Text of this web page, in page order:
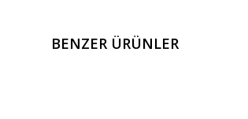
Bu ürüne ilk yorumu siz yapın!
BENZER ÜRÜNLER